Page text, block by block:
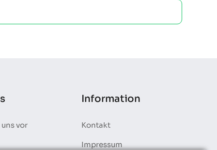
vor
Information
Kontakt
Impressum